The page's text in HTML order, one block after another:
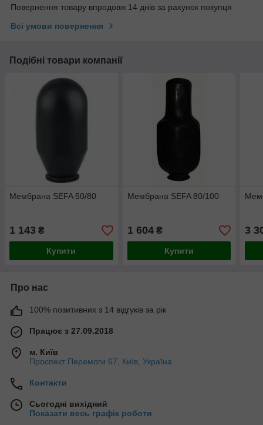
Повернення товару впродовж 14 днів за рахунок покупця
Всі умови повернення
Подібні товари компанії
Мембрана SEFA 50/80
1 143 ₴
Купити
Мембрана SEFA 80/100
1 604₴
Купити
3
Про нас
100% позитивних з 14 відгуків за рік
Працює з 27.09.2018
м. Київ
Проспект Перемоги 67, Київ, Україна
Контакти
Сьогодні вихідний
Показати весь графік роботи